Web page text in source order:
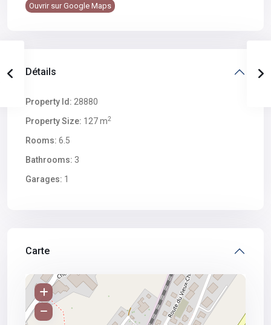
Ouvrir sur Google Maps
Détails
Property Id: 28880
Property Size: 127 m2
Rooms: 6.5
Bathrooms: 3
Garages: 1
Carte